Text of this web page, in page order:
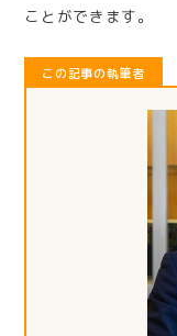
ことができます。
この記事の執筆者